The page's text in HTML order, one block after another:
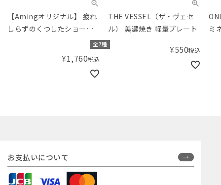
【Amingオリジナル】 疲れ
しらずのくつしたショート
全7種
¥1,760税込
THE VESSEL（ザ・ヴェセ
ル） 美濃焼き 軽量プレート
¥550税込
ミ
お支払いについて